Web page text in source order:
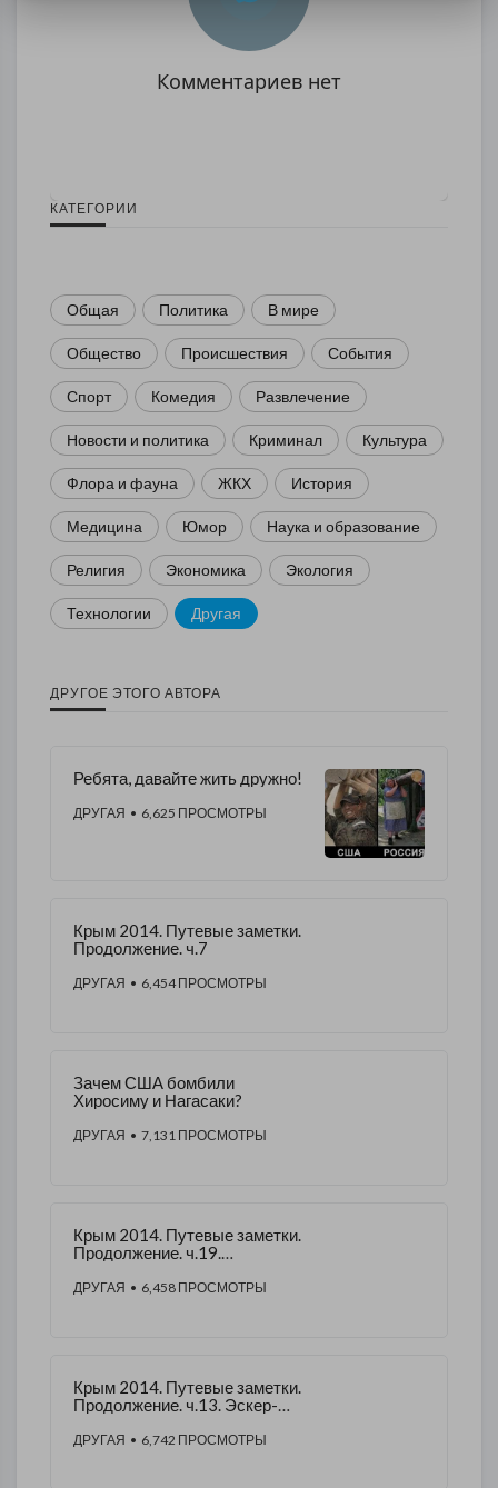
Комментариев нет
КАТЕГОРИИ
Общая Политика В мире
Общество Происшествия События
Спорт Комедия Развлечение
Новости и политика Криминал Культура
Флора и фауна ЖКХ История
Медицина Юмор Наука и образование
Религия Экономика Экология
Технологии Другая
ДРУГОЕ ЭТОГО АВТОРА
Ребята, давайте жить дружно!
ДРУГАЯ • 6,625 ПРОСМОТРЫ
Крым 2014. Путевые заметки.
Продолжение. ч.7
ДРУГАЯ • 6,454 ПРОСМОТРЫ
Зачем США бомбили
Хиросиму и Нагасаки?
ДРУГАЯ • 7,131 ПРОСМОТРЫ
Крым 2014. Путевые заметки.
Продолжение. ч.19.
ДРУГАЯ • 6,458 ПРОСМОТРЫ
Крым 2014. Путевые заметки.
Продолжение. ч.13. Эскер-
ДРУГАЯ • 6,742 ПРОСМОТРЫ